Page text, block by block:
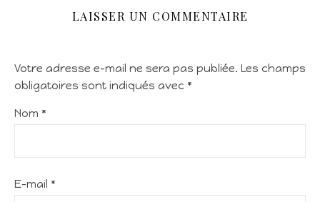
LAISSER UN COMMENTAIRE
Votre adresse e-mail ne sera pas publiée. Les champs
obligatoires sont indiqués avec *
Nom *
E-mail *